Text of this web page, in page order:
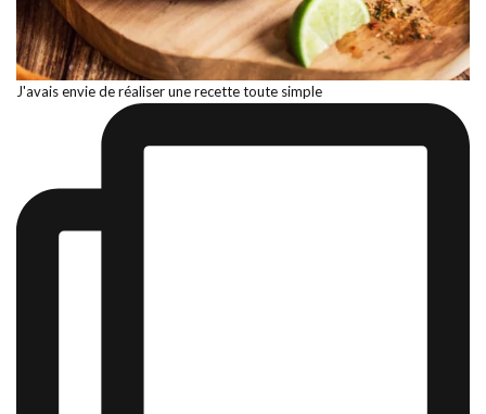
J'avais envie de réaliser une recette toute simple